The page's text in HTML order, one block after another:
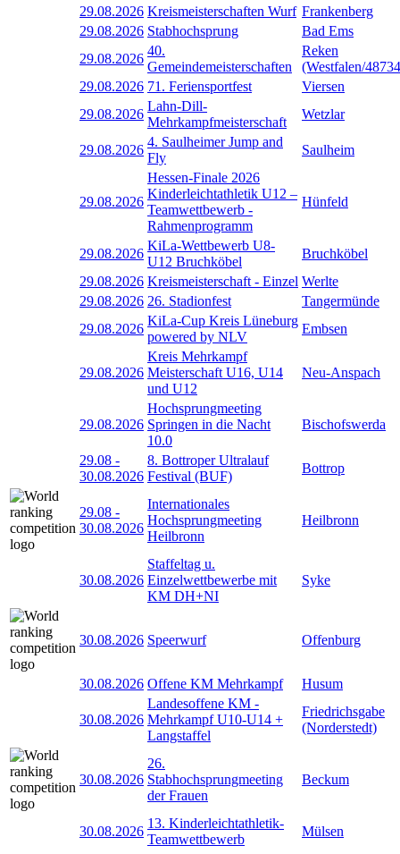
29.08.2026 Kreismeisterschaften Wurf Frankenberg
29.08.2026 Stabhochsprung
Bad Ems
29.08.2026
40.
Gemeindemeisterschaften
Reken
(Westfalen/
29.08.2026 71. Feriensportfest
Viersen
29.08.2026
Lahn-Dill-
Mehrkampfmeisterschaft
Wetzlar
29.08.2026
4. Saulheimer Jump and
Fly
Saulheim
29.08.2026
Hessen-Finale 2026
Kinderleichtathletik U12 –
Teamwettbewerb -
Rahmenprogramm
Hünfeld
29.08.2026
KiLa-Wettbewerb U8-
U12 Bruchköbel
Bruchköbel
29.08.2026 Kreismeisterschaft - Einzel Werlte
29.08.2026 26. Stadionfest
Tangermünde
29.08.2026
KiLa-Cup Kreis Lüneburg
powered by NLV
Embsen
29.08.2026
Kreis Mehrkampf
Meisterschaft U16, U14
und U12
Neu-Anspach
29.08.2026
Hochsprungmeeting
Springen in die Nacht
10.0
Bischofswerda
29.08 -
30.08.2026
8. Bottroper Ultralauf
Festival (BUF)
Bottrop
29.08 -
30.08.2026
Internationales
Hochsprungmeeting
Heilbronn
Heilbronn
30.08.2026
Staffeltag u.
Einzelwettbewerbe mit
KM DH+NI
Syke
30.08.2026 Speerwurf Offenburg
30.08.2026 Offene KM Mehrkampf Husum
30.08.2026
Landesoffene KM -
Mehrkampf U10-U14 +
Langstaffel
Friedrichsgabe
(Norderstedt)
30.08.2026
26.
Stabhochsprungmeeting
der Frauen
Beckum
30.08.2026
13. Kinderleichtathletik-
Teamwettbewerb
Mülsen